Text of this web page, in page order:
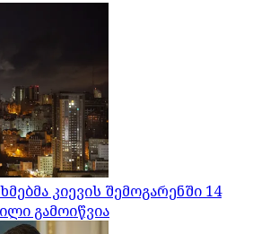
კიევის შემოგარენში 14
გამოიწვია